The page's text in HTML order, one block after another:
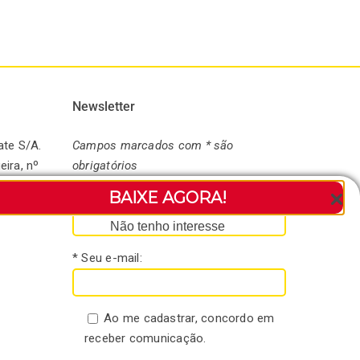
BAIXE AGORA!
Não tenho interesse
S/A.
nº
Newsletter
Campos marcados com * são
obrigatórios
* Seu nome:
* Seu e-mail:
Ao me cadastrar, concordo em
receber comunicação.